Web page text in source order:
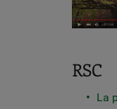
RSC
La